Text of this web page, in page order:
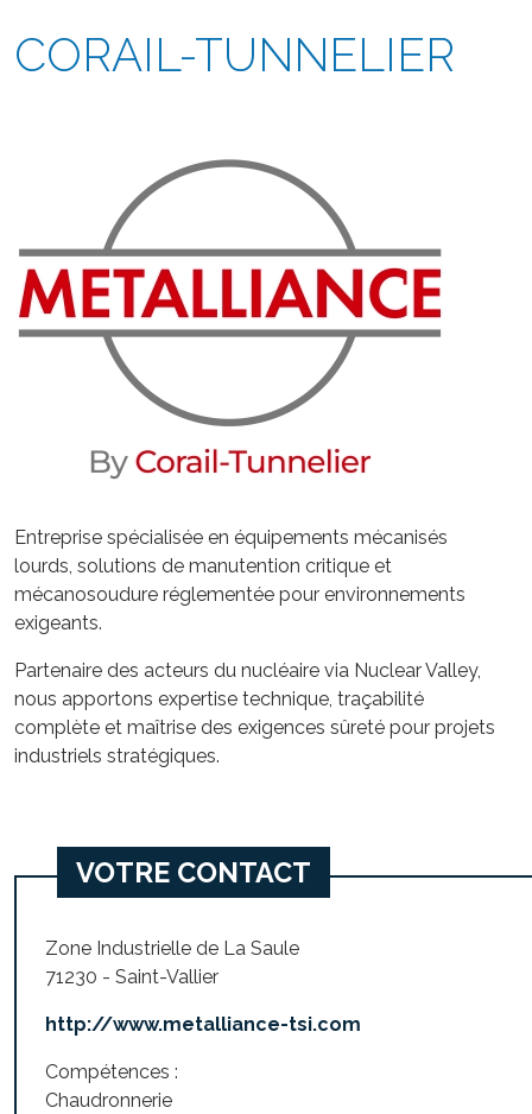
CORAIL-TUNNELIER
Entreprise spécialisée en équipements mécanisés
lourds, solutions de manutention critique et
mécanosoudure réglementée pour environnements
exigeants.
Partenaire des acteurs du nucléaire via Nuclear Valley,
nous apportons expertise technique, traçabilité
complète et maîtrise des exigences sûreté pour projets
industriels stratégiques.
VOTRE CONTACT
Zone Industrielle de La Saule
71230 - Saint-Vallier
http://www.metalliance-tsi.com
Compétences :
Chaudronnerie